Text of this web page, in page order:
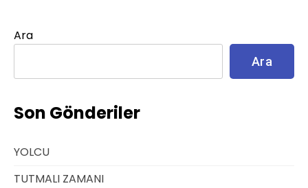
Ara
Ara
Son Gönderiler
YOLCU
TUTMALI ZAMANI